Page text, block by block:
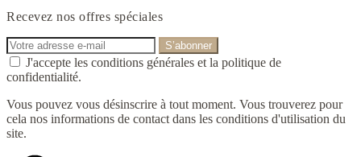
Recevez nos offres spéciales
J'accepte les conditions générales et la politique de
confidentialité.
Vous pouvez vous désinscrire à tout moment. Vous trouverez pour
cela nos informations de contact dans les conditions d'utilisation du
site.